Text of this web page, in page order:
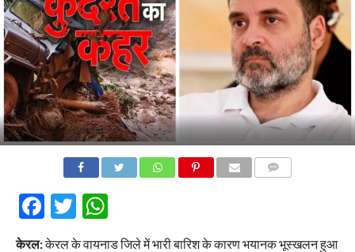
Facebook
Twitter
WhatsApp
केरल:केरल के वायनाड जिले में भारी बारिश के कारण भयानक भूस्खलन हुआ